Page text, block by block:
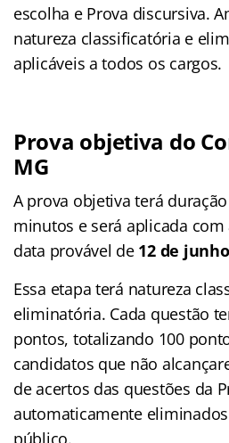
escolha e Prova discursiva.
natureza classificatória e
aplicáveis a todos os cargos.
Prova objetiva do
MG
A prova objetiva terá
minutos e será aplicada
data provável de 12 de
Essa etapa terá natureza
eliminatória. Cada questão
pontos, totalizando 100
candidatos que não
de acertos das questões da
automaticamente
público.